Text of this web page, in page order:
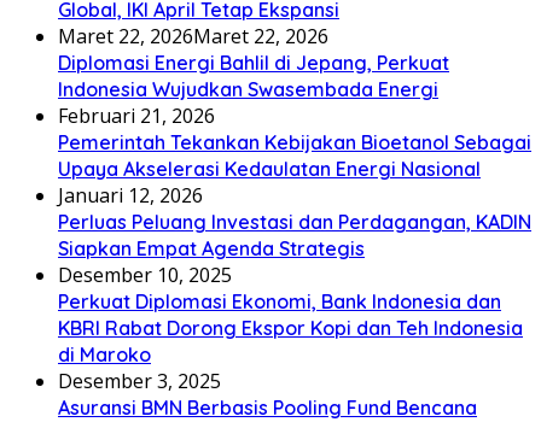
Global, IKI April Tetap Ekspansi
Maret 22, 2026Maret 22, 2026
Diplomasi Energi Bahlil di Jepang, Perkuat
Indonesia Wujudkan Swasembada Energi
Februari 21, 2026
Pemerintah Tekankan Kebijakan Bioetanol Sebagai
Upaya Akselerasi Kedaulatan Energi Nasional
Januari 12, 2026
Perluas Peluang Investasi dan Perdagangan, KADIN
Siapkan Empat Agenda Strategis
Desember 10, 2025
Perkuat Diplomasi Ekonomi, Bank Indonesia dan
KBRI Rabat Dorong Ekspor Kopi dan Teh Indonesia
di Maroko
Desember 3, 2025
Asuransi BMN Berbasis Pooling Fund Bencana